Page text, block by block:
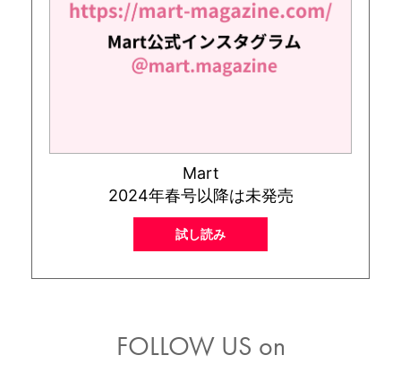
Mart
2024年春号以降は未発売
試し読み
FOLLOW US on